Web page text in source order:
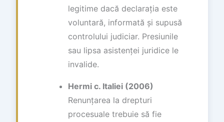
legitime dacă declarația este
voluntară, informată și supusă
controlului judiciar. Presiunile
sau lipsa asistenței juridice le
invalide.
Hermi c. Italiei (2006)
Renunțarea la drepturi
procesuale trebuie să fie